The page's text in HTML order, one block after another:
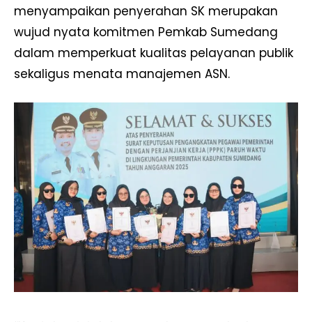
menyampaikan penyerahan SK merupakan
wujud nyata komitmen Pemkab Sumedang
dalam memperkuat kualitas pelayanan publik
sekaligus menata manajemen ASN.